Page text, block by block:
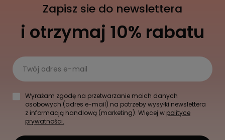
Zapisz sie do newslettera
i otrzymaj 10% rabatu
Twój adres e-mail
Wyrażam zgodę na przetwarzanie moich danych
osobowych (adres e-mail) na potrzeby wysyłki newslettera
z informacją handlową (marketing). Więcej w polityce
prywatności.